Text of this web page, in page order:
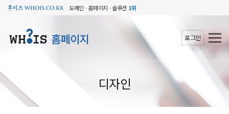
도메인 · 홈페이지 · 솔루션 1위
홈페이지 로그인
디자인